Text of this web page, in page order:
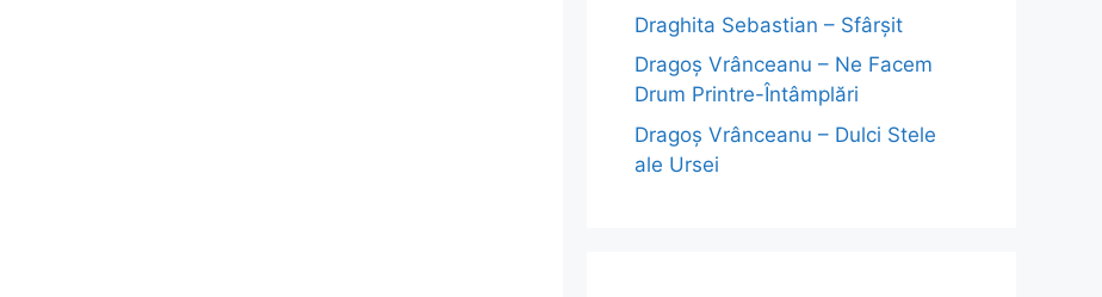
Draghita Sebastian – Sfârșit
Dragoş Vrânceanu – Ne Facem
Drum Printre-Întâmplări
Dragoş Vrânceanu – Dulci Stele
ale Ursei